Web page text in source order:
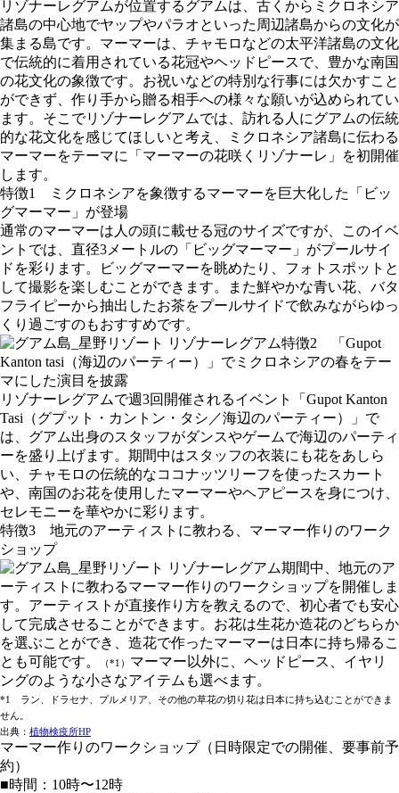
リゾナーレグアムが位置するグアムは、古くからミクロネシア
諸島の中心地でヤップやパラオといった周辺諸島からの文化が
集まる島です。マーマーは、チャモロなどの太平洋諸島の文化
で伝統的に着用されている花冠やヘッドピースで、豊かな南国
の花文化の象徴です。お祝いなどの特別な行事には欠かすこと
ができず、作り手から贈る相手への様々な願いが込められてい
ます。そこでリゾナーレグアムでは、訪れる人にグアムの伝統
的な花文化を感じてほしいと考え、ミクロネシア諸島に伝わる
マーマーをテーマに「マーマーの花咲くリゾナーレ」を初開催
します。
特徴1 ミクロネシアを象徴するマーマーを巨大化した「ビッ
グマーマー」が登場
通常のマーマーは人の頭に載せる冠のサイズですが、このイベ
ントでは、直径3メートルの「ビッグマーマー」がプールサイ
ドを彩ります。ビッグマーマーを眺めたり、フォトスポットと
して撮影を楽しむことができます。また鮮やかな青い花、バタ
フライピーから抽出したお茶をプールサイドで飲みながらゆっ
くり過ごすのもおすすめです。
特徴2 「Gupot
Kanton tasi（海辺のパーティー）」でミクロネシアの春をテー
マにした演目を披露
リゾナーレグアムで週3回開催されるイベント「Gupot Kanton
Tasi（グプット・カントン・タシ／海辺のパーティー）」で
は、グアム出身のスタッフがダンスやゲームで海辺のパーティ
ーを盛り上げます。期間中はスタッフの衣装にも花をあしら
い、チャモロの伝統的なココナッツリーフを使ったスカート
や、南国のお花を使用したマーマーやヘアピースを身につけ、
セレモニーを華やかに彩ります。
特徴3 地元のアーティストに教わる、マーマー作りのワーク
ショップ
期間中、地元のア
ーティストに教わるマーマー作りのワークショップを開催しま
す。アーティストが直接作り方を教えるので、初心者でも安心
して完成させることができます。お花は生花か造花のどちらか
を選ぶことができ、造花で作ったマーマーは日本に持ち帰るこ
とも可能です。
（*1） マーマー以外に、ヘッドピース、イヤリ
ングのような小さなアイテムも選べます。
*1 ラン、ドラセナ、プルメリア、その他の草花の切り花は日本に持ち込むことができま
せん。
出典： 植物検疫所HP
マーマー作りのワークショップ（日時限定での開催、要事前予
約）
■時間：10時〜12時